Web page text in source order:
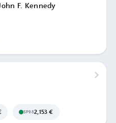
F. Kennedy
SP982,153 €